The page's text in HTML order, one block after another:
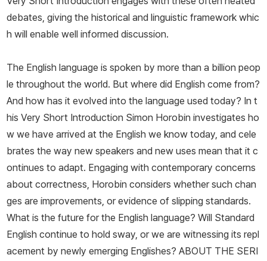
debates, giving the historical and linguistic framework whic
h will enable well informed discussion.
The English language is spoken by more than a billion peop
le throughout the world. But where did English come from?
And how has it evolved into the language used today? In t
his Very Short Introduction Simon Horobin investigates ho
w we have arrived at the English we know today, and cele
brates the way new speakers and new uses mean that it c
ontinues to adapt. Engaging with contemporary concerns
about correctness, Horobin considers whether such chan
ges are improvements, or evidence of slipping standards.
What is the future for the English language? Will Standard
English continue to hold sway, or we are witnessing its repl
acement by newly emerging Englishes? ABOUT THE SERI